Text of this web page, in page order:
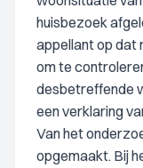
huisbezoek
appellant op dat
om te
desbetreffende
een verklaring
Van het
opgemaakt. Bij